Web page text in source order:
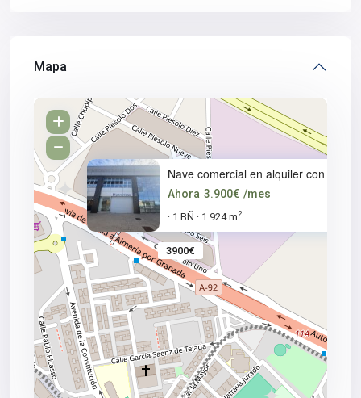
Mapa
3900€
Nave comercial en alquiler con
Ahora 3.900€ /mes
· 1 BÑ · 1.924 m2